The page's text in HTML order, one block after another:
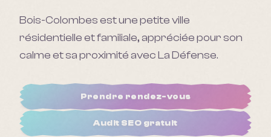
Bois-Colombes est une petite ville
résidentielle et familiale, appréciée pour son
calme et sa proximité avec La Défense.
Prendre rendez-vous
Audit SEO gratuit